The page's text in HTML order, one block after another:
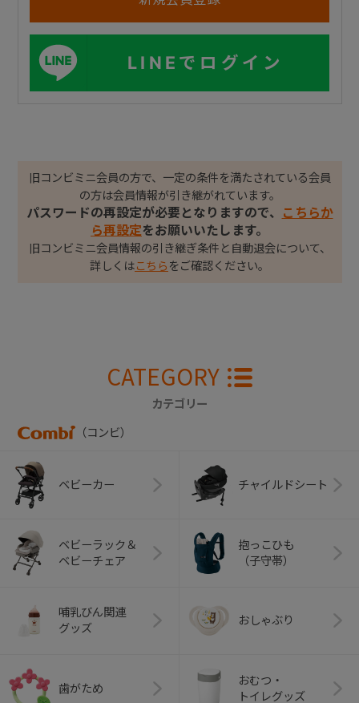
LINEでログイン
旧コンビミニ会員の方で、一定の条件を満たされている会員
の方は会員情報が引き継がれています。
パスワードの再設定が必要となりますので、
こちらか
ら再設定をお願いいたします。
旧コンビミニ会員情報の引き継ぎ条件と自動退会について、
詳しくはこちら をご確認ください。
CATEGORY
カテゴリー
（コンビ）
ベビーカー チャイルドシート
ベビーラック＆
ベビーチェア
抱っこひも
（子守帯）
哺乳びん関連
グッズ
おしゃぶり
歯がため
おむつ・
トイレグッズ